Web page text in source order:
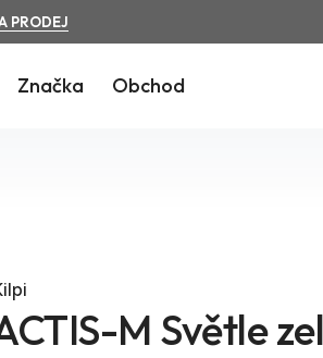
PRODEJ
Značka Obchod
M Světle